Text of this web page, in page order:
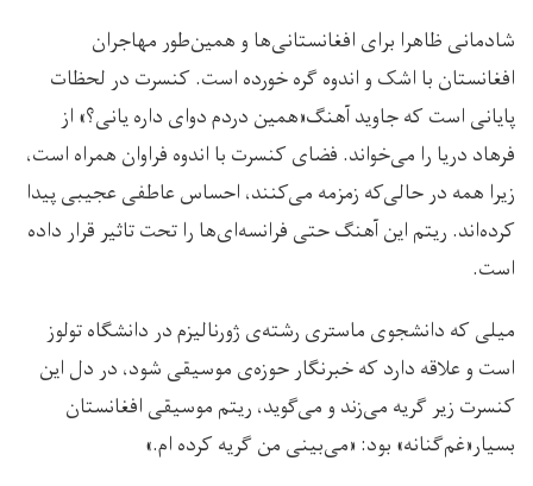
شادمانی ظاهرا برای افغانستانی‌ها و همین‌طور مهاجران
افغانستان با اشک و اندوه گره خورده است. کنسرت در لحظات
پایانی است که جاوید آهنگ«همین دردم دوای داره یانی؟» از
فرهاد دریا را می‌خواند. فضای کنسرت با اندوه فراوان همراه است،
زیرا همه در حالی‌که زمزمه می‌کنند، احساس عاطفی عجیبی پیدا
کرده‌اند. ریتم این آهنگ حتی فرانسه‌ای‌ها را تحت تاثیر قرار داده
است.
میلی که دانشجوی ماستری رشته‌ی ژورنالیزم در دانشگاه تولوز
است و علاقه دارد که خبرنگار حوزه‌ی موسیقی شود، در دل این
کنسرت زیر گریه می‌زند و می‌گوید، ریتم موسیقی افغانستان
بسیار«غم‌گنانه» بود: «می‌بینی من گریه کرده ام.»